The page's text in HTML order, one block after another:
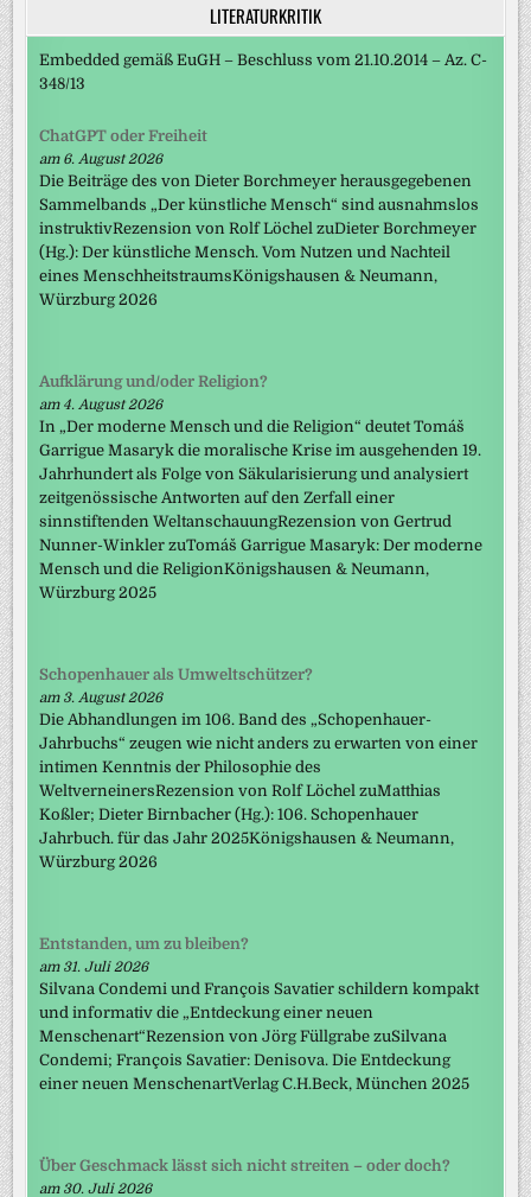
LITERATURKRITIK
Embedded gemäß EuGH – Beschluss vom 21.10.2014 – Az. C-
348/13
ChatGPT oder Freiheit
am 6. August 2026
Die Beiträge des von Dieter Borchmeyer herausgegebenen
Sammelbands „Der künstliche Mensch“ sind ausnahmslos
instruktivRezension von Rolf Löchel zuDieter Borchmeyer
(Hg.): Der künstliche Mensch. Vom Nutzen und Nachteil
eines MenschheitstraumsKönigshausen & Neumann,
Würzburg 2026
Aufklärung und/oder Religion?
am 4. August 2026
In „Der moderne Mensch und die Religion“ deutet Tomáš
Garrigue Masaryk die moralische Krise im ausgehenden 19.
Jahrhundert als Folge von Säkularisierung und analysiert
zeitgenössische Antworten auf den Zerfall einer
sinnstiftenden WeltanschauungRezension von Gertrud
Nunner-Winkler zuTomáš Garrigue Masaryk: Der moderne
Mensch und die ReligionKönigshausen & Neumann,
Würzburg 2025
Schopenhauer als Umweltschützer?
am 3. August 2026
Die Abhandlungen im 106. Band des „Schopenhauer-
Jahrbuchs“ zeugen wie nicht anders zu erwarten von einer
intimen Kenntnis der Philosophie des
WeltverneinersRezension von Rolf Löchel zuMatthias
Koßler; Dieter Birnbacher (Hg.): 106. Schopenhauer
Jahrbuch. für das Jahr 2025Königshausen & Neumann,
Würzburg 2026
Entstanden, um zu bleiben?
am 31. Juli 2026
Silvana Condemi und François Savatier schildern kompakt
und informativ die „Entdeckung einer neuen
Menschenart“Rezension von Jörg Füllgrabe zuSilvana
Condemi; François Savatier: Denisova. Die Entdeckung
einer neuen MenschenartVerlag C.H.Beck, München 2025
Über Geschmack lässt sich nicht streiten – oder doch?
am 30. Juli 2026